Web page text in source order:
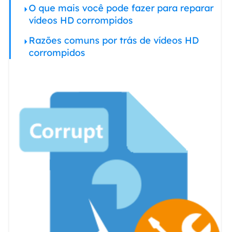
O que mais você pode fazer para reparar
vídeos HD corrompidos
Razões comuns por trás de vídeos HD
corrompidos